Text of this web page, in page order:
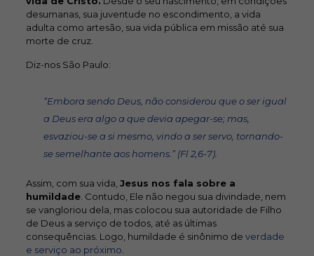
desumanas, sua juventude no escondimento, a vida
adulta como artesão, sua vida pública em missão até sua
morte de cruz.
Diz-nos São Paulo:
“Embora sendo Deus, não considerou que o ser igual
a Deus era algo a que devia apegar-se; mas,
esvaziou-se a si mesmo, vindo a ser servo, tornando-
se semelhante aos homens.” (Fl 2,6-7).
Assim, com sua vida, Jesus nos fala sobre a
humildade. Contudo, Ele não negou sua divindade, nem
se vangloriou dela, mas colocou sua autoridade de Filho
de Deus a serviço de todos, até as últimas
consequências. Logo, humildade é sinônimo de verdade
e serviço ao próximo